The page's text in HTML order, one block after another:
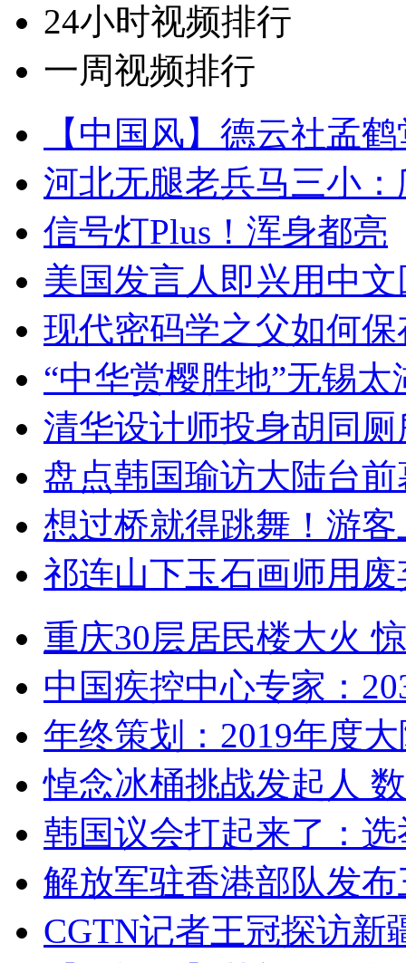
24小时视频排行
一周视频排行
【中国风】德云社孟
河北无腿老兵马三小
信号灯Plus！浑身都亮
美国发言人即兴用中
现代密码学之父如何
“中华赏樱胜地”无锡
清华设计师投身胡同
盘点韩国瑜访大陆台
想过桥就得跳舞！游客
祁连山下玉石画师用
重庆30层居民楼大火
中国疾控中心专家：
年终策划：2019年度
悼念冰桶挑战发起人
韩国议会打起来了：
解放军驻香港部队发
CGTN记者王冠探访新